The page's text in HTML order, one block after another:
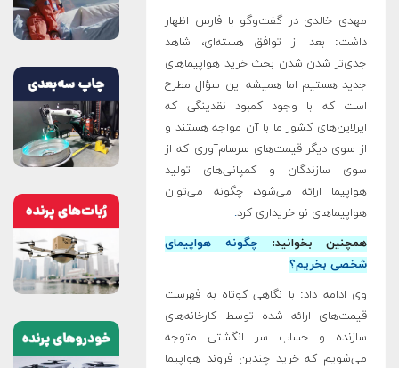
‌مهدی خالدی در گفت‌و‌گو با فارس‌ اظهار
داشت: بعد از توافق هسته‌ای، شاهد
جدی‌تر شدن شدن بحث خرید هواپیماهای
جدید هستیم اما همیشه این سؤال مطرح
‌است که با وجود کمبود نقدینگی که
ایرلاین‌های کشور ما با آن مواجه هستند و
از سوی دیگر قیمت‌های سرسام‌آوری که از
سوی سازندگان و کمپانی‌های تولید
هواپیما ارائه می‌شود، چگونه می‌توان
هواپیماهای نو خریداری کرد.
همچنین بخوانید: چگونه هواپیمای
شخصی بخریم؟
وی ادامه داد: با نگاهی کوتاه به فهرست
قیمت‌های ارائه شده توسط کارخانه‌های
سازنده و حساب سر انگشتی متوجه
می‌شویم که خرید چندین فروند هواپیما